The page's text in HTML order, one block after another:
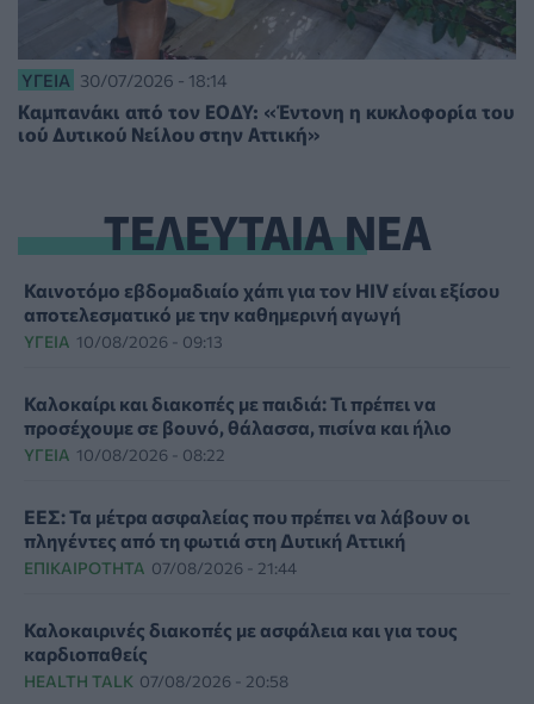
ΥΓΕΊΑ 30/07/2026 - 18:14
Καμπανάκι από τον ΕΟΔΥ: «Έντονη η κυκλοφορία του
ιού Δυτικού Νείλου στην Αττική»
ΤΕΛΕΥΤΑΙΑ ΝΕΑ
Καινοτόμο εβδομαδιαίο χάπι για τον HIV είναι εξίσου
αποτελεσματικό με την καθημερινή αγωγή
ΥΓΕΊΑ 10/08/2026 - 09:13
Καλοκαίρι και διακοπές με παιδιά: Τι πρέπει να
προσέχουμε σε βουνό, θάλασσα, πισίνα και ήλιο
ΥΓΕΊΑ 10/08/2026 - 08:22
ΕΕΣ: Τα μέτρα ασφαλείας που πρέπει να λάβουν οι
πληγέντες από τη φωτιά στη Δυτική Αττική
ΕΠΙΚΑΙΡΌΤΗΤΑ 07/08/2026 - 21:44
Καλοκαιρινές διακοπές με ασφάλεια και για τους
καρδιοπαθείς
HEALTH TALK 07/08/2026 - 20:58